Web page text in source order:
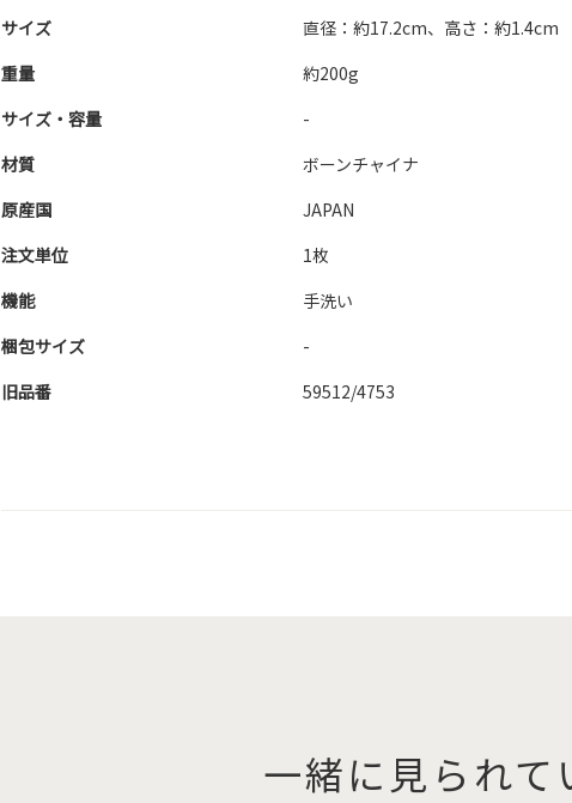
サイズ
直径：約17.2cm、高さ：約1.4cm
重量
約200g
サイズ・容量
-
材質
ボーンチャイナ
原産国
JAPAN
注文単位
1枚
機能
手洗い
梱包サイズ
-
旧品番
59512/4753
一緒に見られて